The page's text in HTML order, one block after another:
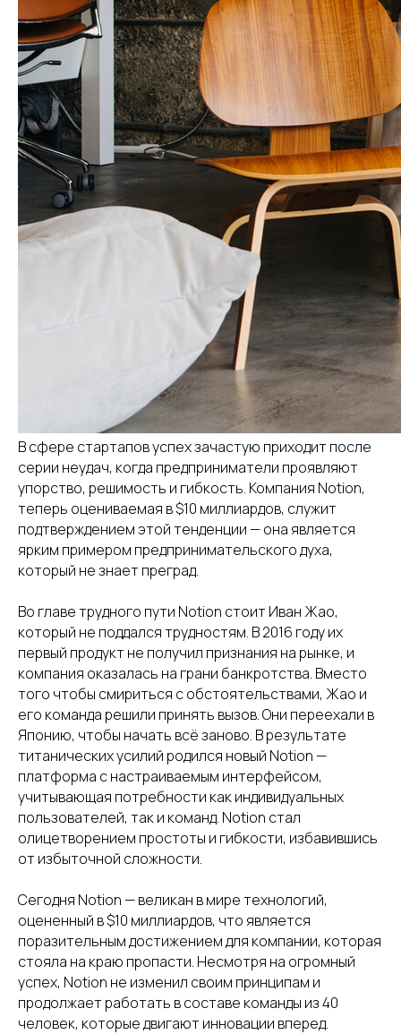
В сфере стартапов успех зачастую приходит после
серии неудач, когда предприниматели проявляют
упорство, решимость и гибкость. Компания Notion,
теперь оцениваемая в $10 миллиардов, служит
подтверждением этой тенденции — она является
ярким примером предпринимательского духа,
который не знает преград.
Во главе трудного пути Notion стоит Иван Жао,
который не поддался трудностям. В 2016 году их
первый продукт не получил признания на рынке, и
компания оказалась на грани банкротства. Вместо
того чтобы смириться с обстоятельствами, Жао и
его команда решили принять вызов. Они переехали в
Японию, чтобы начать всё заново. В результате
титанических усилий родился новый Notion —
платформа с настраиваемым интерфейсом,
учитывающая потребности как индивидуальных
пользователей, так и команд. Notion стал
олицетворением простоты и гибкости, избавившись
от избыточной сложности.
Сегодня Notion — великан в мире технологий,
оцененный в $10 миллиардов, что является
поразительным достижением для компании, которая
стояла на краю пропасти. Несмотря на огромный
успех, Notion не изменил своим принципам и
продолжает работать в составе команды из 40
человек, которые двигают инновации вперед.